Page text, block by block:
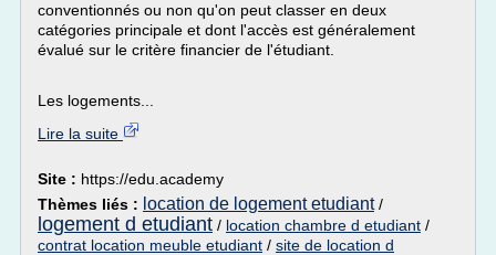
conventionnés ou non qu'on peut classer en deux
catégories principale et dont l'accès est généralement
évalué sur le critère financier de l'étudiant.
Les logements...
Lire la suite
Site : https://edu.academy
Thèmes liés : location de logement etudiant/
logement d etudiant / location chambre d etudiant /
contrat location meuble etudiant / site de location d